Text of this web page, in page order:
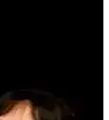
nedenlere